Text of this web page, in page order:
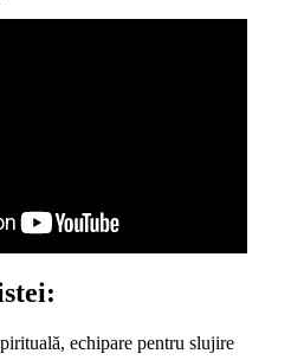
echipare pentru slujire